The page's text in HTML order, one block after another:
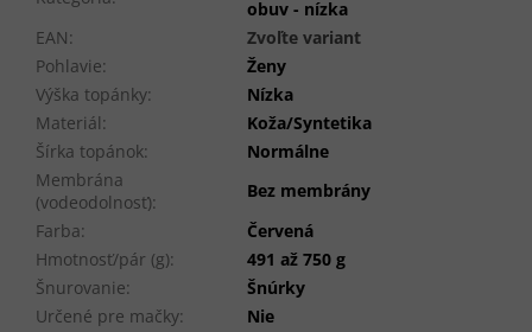
obuv - nízka
EAN:
Zvoľte variant
Pohlavie:
Ženy
Výška topánky:
Nízka
Materiál:
Koža/Syntetika
Šírka topánok:
Normálne
Membrána
(vodeodolnosť):
Bez membrány
Farba:
Červená
Hmotnosť/pár (g):
491 až 750 g
Šnurovanie:
Šnúrky
Určené pre mačky:
Nie